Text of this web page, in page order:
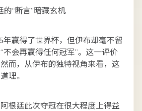
“断言”暗藏玄机
赢得了世界杯，但伊布却毫不留
不会再赢得任何冠军”。这一评价
而，从伊布的独特视角来看，这
理。
根廷此次夺冠在很大程度上得益